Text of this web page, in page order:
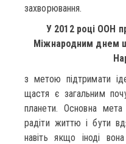
захворювання.
У 2012 році ООН
Міжнародним днем
з метою підтримати
щастя є загальним
планети. Основна
радіти життю і бути
навіть якщо іноді